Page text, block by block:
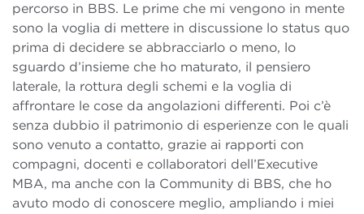
percorso in BBS. Le prime che mi vengono in mente
sono la voglia di mettere in discussione lo status quo
prima di decidere se abbracciarlo o meno, lo
sguardo d’insieme che ho maturato, il pensiero
laterale, la rottura degli schemi e la voglia di
affrontare le cose da angolazioni differenti. Poi c’è
senza dubbio il patrimonio di esperienze con le quali
sono venuto a contatto, grazie ai rapporti con
compagni, docenti e collaboratori dell’Executive
MBA, ma anche con la Community di BBS, che ho
avuto modo di conoscere meglio, ampliando i miei